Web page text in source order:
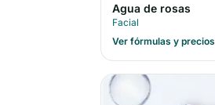
Agua de rosas
Facial
Ver fórmulas y precios